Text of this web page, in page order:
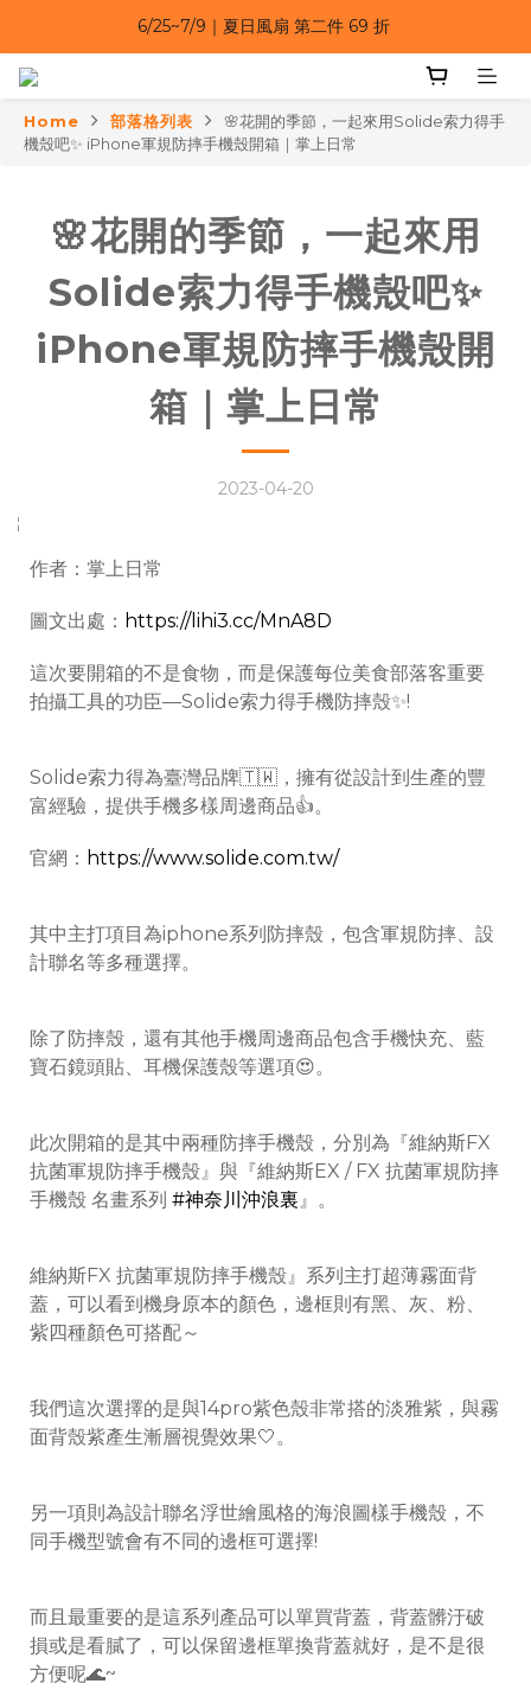
6/25~7/9｜夏日風扇 第二件 69 折
6/25~7/9｜夏日風扇 第二件 69 折
6/25~7/9｜夏日風扇 第二件 69 折
Home 部落格列表
🌸花開的季節，一起來用Solide索力得手
機殼吧✨ iPhone軍規防摔手機殼開箱｜掌上日常
🌸花開的季節，一起來用
Solide索力得手機殼吧✨
iPhone軍規防摔手機殼開
箱｜掌上日常
2023-04-20
作者：掌上日常
圖文出處： https://lihi3.cc/MnA8D
這次要開箱的不是食物，而是保護每位美食部落客重要
拍攝工具的功臣—Solide索力得手機防摔殼✨!
Solide索力得為臺灣品牌🇹🇼，擁有從設計到生產的豐
富經驗，提供手機多樣周邊商品👍。
官網： https://www.solide.com.tw/
其中主打項目為iphone系列防摔殼，包含軍規防摔、設
計聯名等多種選擇。
除了防摔殼，還有其他手機周邊商品包含手機快充、藍
寶石鏡頭貼、耳機保護殼等選項😍。
此次開箱的是其中兩種防摔手機殼，分別為『維納斯FX
抗菌軍規防摔手機殼』與『維納斯EX / FX 抗菌軍規防摔
手機殼 名畫系列 #神奈川沖浪裏』。
維納斯FX 抗菌軍規防摔手機殼』系列主打超薄霧面背
蓋，可以看到機身原本的顏色，邊框則有黑、灰、粉、
紫四種顏色可搭配～
我們這次選擇的是與14pro紫色殼非常搭的淡雅紫，與霧
面背殼紫產生漸層視覺效果🤍。
另一項則為設計聯名浮世繪風格的海浪圖樣手機殼，不
同手機型號會有不同的邊框可選擇!
而且最重要的是這系列產品可以單買背蓋，背蓋髒汙破
損或是看膩了，可以保留邊框單換背蓋就好，是不是很
方便呢🌊~